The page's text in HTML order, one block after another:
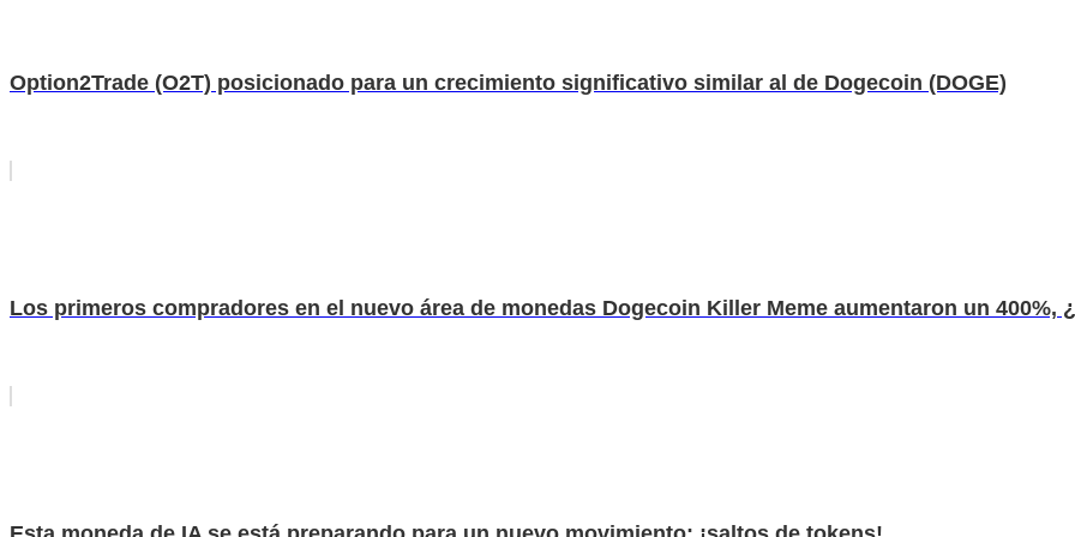
Option2Trade (O2T) posicionado para un crecimiento significativo similar al de Dogecoin (DOGE)
Los primeros compradores en el nuevo área de monedas Dogecoin Killer Meme aumentaron un 400%,